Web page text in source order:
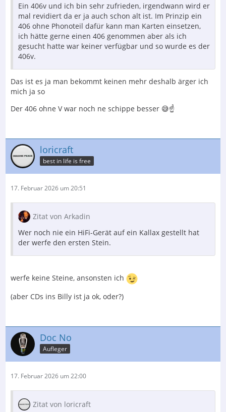
Ein 406v und ich bin sehr zufrieden, irgendwann wird er
mal revidiert da er ja auch schon alt ist. Im Prinzip ein
406 ohne Phonoteil dafür kann man Karten einsetzen,
ich hätte gerne einen 406 genommen aber als ich
gesucht hatte war keiner verfügbar und so wurde es der
406v.
Das ist es ja man bekommt keinen mehr deshalb ärger ich
mich ja so
Der 406 ohne V war noch ne schippe besser 😅☝️
loricraft
best in life is free
17. Februar 2026 um 20:51
Zitat von Arkadin
Wer noch nie ein HiFi-Gerät auf ein Kallax gestellt hat
der werfe den ersten Stein.
werfe keine Steine, ansonsten ich
(aber CDs ins Billy ist ja ok, oder?)
Doc No
Aufleger
17. Februar 2026 um 22:00
Zitat von loricraft